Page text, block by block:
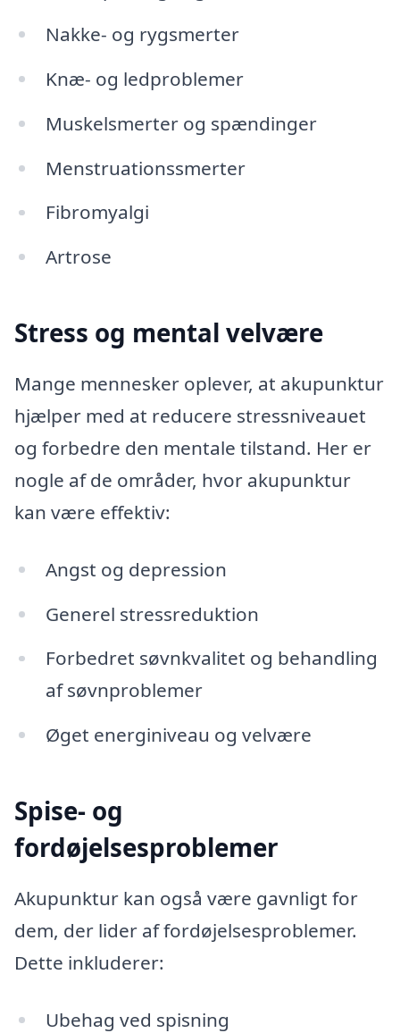
Nakke- og rygsmerter
Knæ- og ledproblemer
Muskelsmerter og spændinger
Menstruationssmerter
Fibromyalgi
Artrose
Stress og mental velvære
Mange mennesker oplever, at akupunktur
hjælper med at reducere stressniveauet
og forbedre den mentale tilstand. Her er
nogle af de områder, hvor akupunktur
kan være effektiv:
Angst og depression
Generel stressreduktion
Forbedret søvnkvalitet og behandling
af søvnproblemer
Øget energiniveau og velvære
Spise- og
fordøjelsesproblemer
Akupunktur kan også være gavnligt for
dem, der lider af fordøjelsesproblemer.
Dette inkluderer:
Ubehag ved spisning